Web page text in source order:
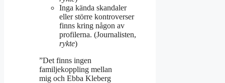
Inga kända skandaler
eller större kontroverser
finns kring någon av
profilerna. (Journalisten,
rykte)
”Det finns ingen
familjekoppling mellan
mig och Ebba Kleberg